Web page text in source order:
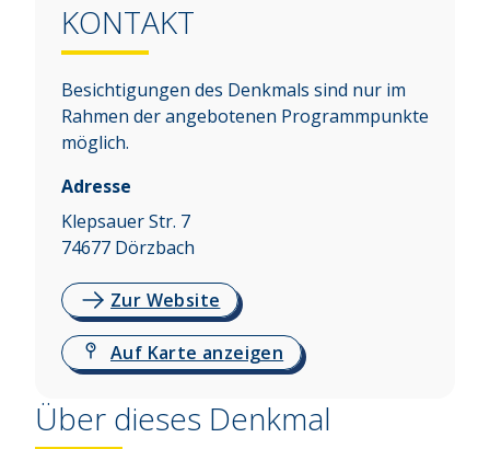
KONTAKT
Besichtigungen des Denkmals sind nur im
Rahmen der angebotenen Programmpunkte
möglich.
Adresse
Klepsauer Str. 7
74677 Dörzbach
Zur Website
Auf Karte anzeigen
Über dieses Denkmal